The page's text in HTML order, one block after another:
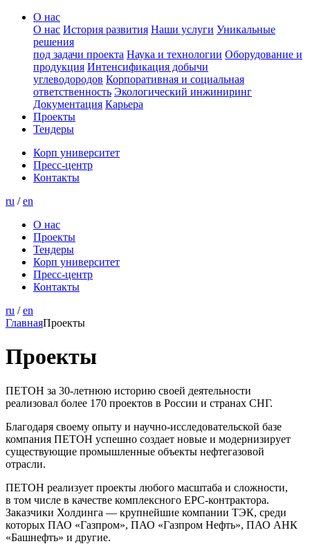
О нас
О нас История развития Наши услуги Уникальные
решения
под задачи проекта Наука и технологии Оборудование и
продукция Интенсификация добычи
углеводородов Корпоративная и социальная
ответственность Экологический инжиниринг
Документация Карьера
Проекты
Тендеры
Корп университет
Пресс-центр
Контакты
ru / en
О нас
Проекты
Тендеры
Корп университет
Пресс-центр
Контакты
ru / en
ГлавнаяПроекты
Проекты
ПЕТОН за 30-летнюю историю своей деятельности
реализовал более 170 проектов в России и странах СНГ.
Благодаря своему опыту и научно-исследовательской базе
компания ПЕТОН успешно создает новые и модернизирует
существующие промышленные объекты нефтегазовой
отрасли.
ПЕТОН реализует проекты любого масштаба и сложности,
в том числе в качестве комплексного ЕРС-контрактора.
Заказчики Холдинга — крупнейшие компании ТЭК, среди
которых ПАО «Газпром», ПАО «Газпром Нефть», ПАО АНК
«Башнефть» и другие.